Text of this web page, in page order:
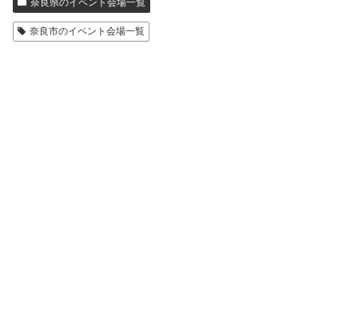
奈良市のイベント会場一覧